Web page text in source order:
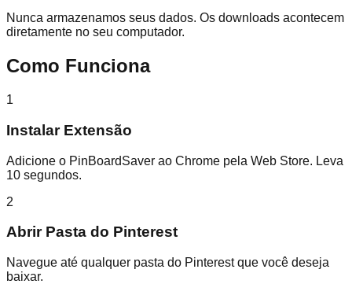
Nunca armazenamos seus dados. Os downloads acontecem
diretamente no seu computador.
Como Funciona
1
Instalar Extensão
Adicione o PinBoardSaver ao Chrome pela Web Store. Leva
10 segundos.
2
Abrir Pasta do Pinterest
Navegue até qualquer pasta do Pinterest que você deseja
baixar.